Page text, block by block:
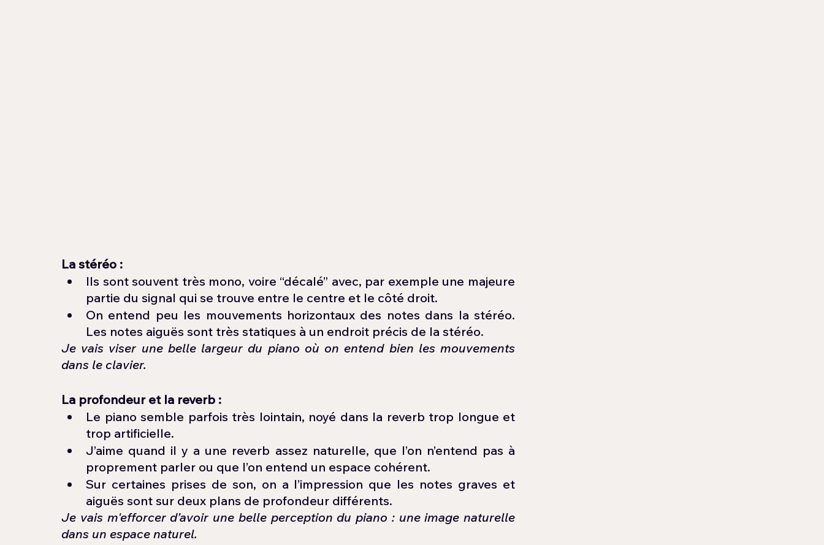
La stéréo :
Ils sont souvent très mono, voire “décalé” avec, par exemple une majeure
partie du signal qui se trouve entre le centre et le côté droit.
On entend peu les mouvements horizontaux des notes dans la stéréo.
Les notes aiguës sont très statiques à un endroit précis de la stéréo.
Je vais viser une belle largeur du piano où on entend bien les mouvements
dans le clavier.
La profondeur et la reverb :
Le piano semble parfois très lointain, noyé dans la reverb trop longue et
trop artificielle.
J’aime quand il y a une reverb assez naturelle, que l’on n’entend pas à
proprement parler ou que l’on entend un espace cohérent.
Sur certaines prises de son, on a l’impression que les notes graves et
aiguës sont sur deux plans de profondeur différents.
Je vais m'efforcer d’avoir une belle perception du piano : une image naturelle
dans un espace naturel.